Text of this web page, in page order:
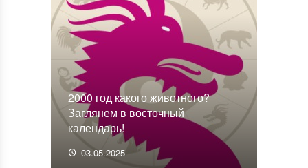
2000 год какого животного?
Заглянем в восточный
календарь!
03.05.2025